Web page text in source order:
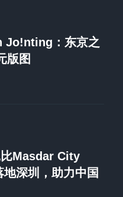
Jo!nting：东京之
版图
比Masdar City
深圳，助力中国